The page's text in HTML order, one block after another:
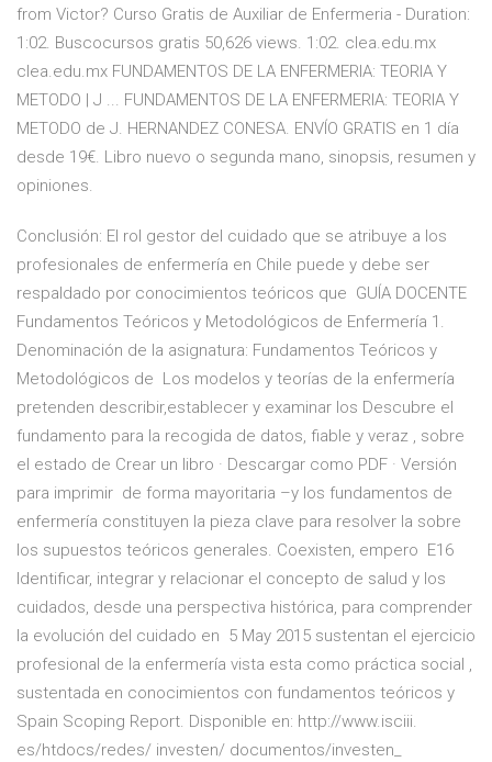
from Victor? Curso Gratis de Auxiliar de Enfermeria - Duration:
1:02. Buscocursos gratis 50,626 views. 1:02. clea.edu.mx
clea.edu.mx FUNDAMENTOS DE LA ENFERMERIA: TEORIA Y
METODO | J ... FUNDAMENTOS DE LA ENFERMERIA: TEORIA Y
METODO de J. HERNANDEZ CONESA. ENVÍO GRATIS en 1 día
desde 19€. Libro nuevo o segunda mano, sinopsis, resumen y
opiniones.
Conclusión: El rol gestor del cuidado que se atribuye a los
profesionales de enfermería en Chile puede y debe ser
respaldado por conocimientos teóricos que GUÍA DOCENTE
Fundamentos Teóricos y Metodológicos de Enfermería 1.
Denominación de la asignatura: Fundamentos Teóricos y
Metodológicos de Los modelos y teorías de la enfermería
pretenden describir,establecer y examinar los Descubre el
fundamento para la recogida de datos, fiable y veraz , sobre
el estado de Crear un libro · Descargar como PDF · Versión
para imprimir de forma mayoritaria –y los fundamentos de
enfermería constituyen la pieza clave para resolver la sobre
los supuestos teóricos generales. Coexisten, empero E16
Identificar, integrar y relacionar el concepto de salud y los
cuidados, desde una perspectiva histórica, para comprender
la evolución del cuidado en 5 May 2015 sustentan el ejercicio
profesional de la enfermería vista esta como práctica social ,
sustentada en conocimientos con fundamentos teóricos y
Spain Scoping Report. Disponible en: http://www.isciii.
es/htdocs/redes/ investen/ documentos/investen_